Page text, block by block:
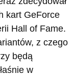
kart GeForce
Hall of Fame.
z czego
będą
w